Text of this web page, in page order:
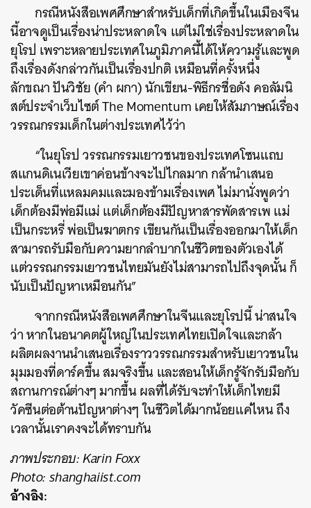
กรณีหนังสือเพศศึกษาสำหรับเด็กที่เกิดขึ้นในเมืองจีน
นี้อาจดูเป็นเรื่องน่าประหลาดใจ แต่ไม่ใช่เรื่องประหลาดใน
ยุโรป เพราะหลายประเทศในภูมิภาคนี้ได้ให้ความรู้และพูด
ถึงเรื่องดังกล่าวกันเป็นเรื่องปกติ เหมือนที่ครั้งหนึ่ง
ลักขณา ปันวิชัย (คำ ผกา) นักเขียน-พิธีกรชื่อดัง คอลัมนิ
สต์ประจำเว็บไซต์ The Momentum เคยให้สัมภาษณ์เรื่อง
วรรณกรรมเด็กในต่างประเทศไว้ว่า
“ในยุโรป วรรณกรรมเยาวชนของประเทศโซนแถบ
สแกนดิเนเวียเขาค่อนข้างจะไปไกลมาก กล้านำเสนอ
ประเด็นที่แหลมคมและมองข้ามเรื่องเพศ ไม่มานั่งพูดว่า
เด็กต้องมีพ่อมีแม่ แต่เด็กต้องมีปัญหาสารพัดสารเพ แม่
เป็นกระหรี่ พ่อเป็นฆาตกร เขียนกันเป็นเรื่องออกมาให้เด็ก
สามารถรับมือกับความยากลำบากในชีวิตของตัวเองได้
แต่วรรณกรรมเยาวชนไทยมันยังไม่สามารถไปถึงจุดนั้น ก็
นับเป็นปัญหาเหมือนกัน”
จากกรณีหนังสือเพศศึกษาในจีนและยุโรปนี้ น่าสนใจ
ว่า หากในอนาคตผู้ใหญ่ในประเทศไทยเปิดใจและกล้า
ผลิตผลงานนำเสนอเรื่องราววรรณกรรมสำหรับเยาวชนใน
มุมมองที่ดาร์คขึ้น สมจริงขึ้น และสอนให้เด็กรู้จักรับมือกับ
สถานการณ์ต่างๆ มากขึ้น ผลที่ได้รับจะทำให้เด็กไทยมี
วัคซีนต่อต้านปัญหาต่างๆ ในชีวิตได้มากน้อยแค่ไหน ถึง
เวลานั้นเราคงจะได้ทราบกัน
ภาพประกอบ: Karin Foxx
Photo: shanghaiist.com
อ้างอิง: